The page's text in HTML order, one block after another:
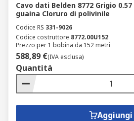
Cavo dati Belden 8772 Grigio 0.57
guaina Cloruro di polivinile
Codice RS 331-9026
Codice costruttore 8772.00U152
Prezzo per 1 bobina da 152 metri
588,89 €(IVA esclusa)
Quantità
Aggiungi